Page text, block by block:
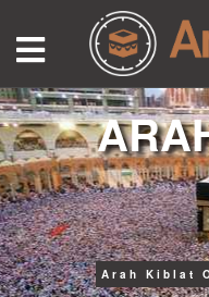
Arah Kiblat